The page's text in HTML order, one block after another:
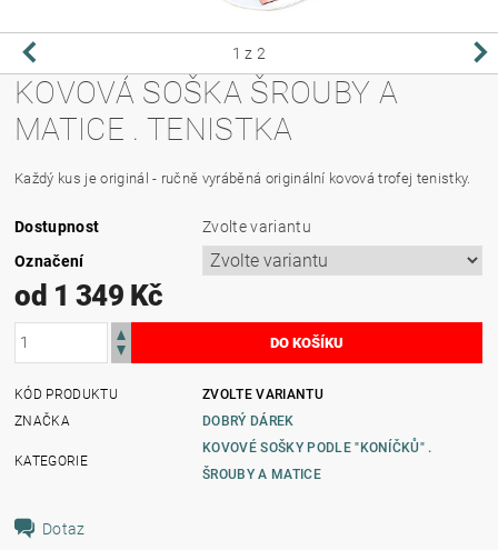
1 z 2
KOVOVÁ SOŠKA ŠROUBY A
MATICE . TENISTKA
Každý kus je originál - ručně vyráběná originální kovová trofej tenistky.
Dostupnost
Zvolte variantu
Označení
od 1 349 Kč
KÓD PRODUKTU
ZVOLTE VARIANTU
ZNAČKA
DOBRÝ DÁREK
KATEGORIE
KOVOVÉ SOŠKY PODLE "KONÍČKŮ" .
ŠROUBY A MATICE
Dotaz